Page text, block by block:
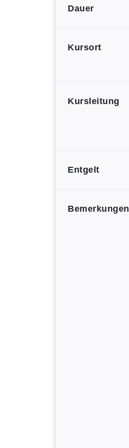
Dauer
Kursort
Kursleitung
Entgelt
Bemerkungen